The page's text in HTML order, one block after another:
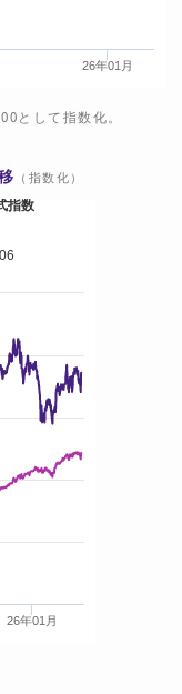
26年01月
として指数化。
（指数化）
26年01月
指数